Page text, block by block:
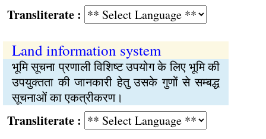
:
Land information system
भूमि सूचना प्रणाली विशिष्ट उपयोग के लिए भूमि की
उपयुक्तता की जानकारी हेतु उसके गुणों से सम्बद्ध
सूचनाओं का एकत्रीकरण।
: